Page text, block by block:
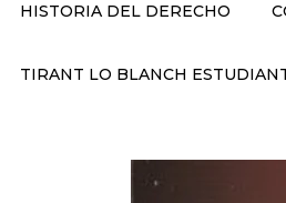
HISTORIA DEL DERECHO
TIRANT LO BLANCH